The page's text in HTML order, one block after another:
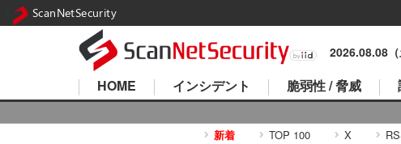
2026.08.08（
HOME インシデント 脆弱性 / 脅威
新着 TOP 100 X
ScanNetSecurity